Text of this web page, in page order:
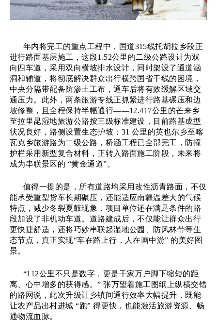
年内将完工的重点工程中，国道315线托胡拉乡段正
进行路面基层施工，这段1.52公里的二级公路设计为双
向四车道，采用双向横坡排水设计，同时架设了通道涵
洞和辅道，将彻底解决群众出行横跨国省干线的困境，
中央分隔带配备防渗土工布，通车后将有效缓解区域交
通压力。此外，两条旅游专线正抓紧进行路基碾压和边
坡修整，且全程保持半幅通行——12.417公里的芒来乡
至拉里昆湿地旅游公路按三级标准建设，目前路基成型
状况良好，路侧设置生态护坡；31 公里的英也尔乡至喀
瓦克乡旅游路为二级公路，桥涵工程已全部完工，防撞
护栏采用新型复合材料，正转入路面施工阶段，未来将
成为串联景区的 “黄金通道”。
值得一提的是，所有道路均采用改性沥青路面，不仅
能承受重型货车长期碾压，还能适应南疆温差大的气候
特点，减少冬裂夏鼓现象，项目单位还在满足条件的路
段加设了非机动车道。道路建成后，不仅能让群众出行
更快捷舒适，还将巧妙串联起湿地公园、防风林带等生
态节点，真正实现“车在路上行，人在画中游” 的美好图
景。
“112公里不只是数字，更是千家万户脚下缩短的距
离、心中增多的获得感。” 张万望着施工图纸上纵横交错
的路网说，此次升级让乡镇间通行效率大幅提升，既能
让农产品出村进城 “跑” 得更快，也能激活旅游资源、畅
通物流血脉。